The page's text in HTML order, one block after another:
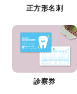
正方形名刺
診察券